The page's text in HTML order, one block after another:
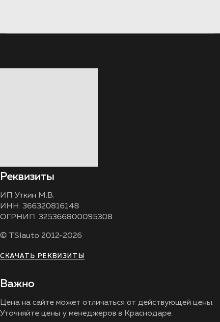
Реквизиты
ИП Уткин М.В.
ИНН: 366320816148
ОГРНИП: 325366800095308
© TSIauto 2012-2026
СКАЧАТЬ РЕКВИЗИТЫ
Важно
Цена на сайте может отличаться от действующей цены.
Уточняйте цены у менеджеров в Краснодаре.